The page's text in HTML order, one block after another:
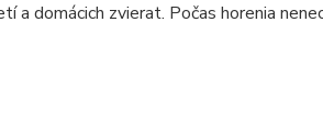
a domácich zvierat. Počas horenia